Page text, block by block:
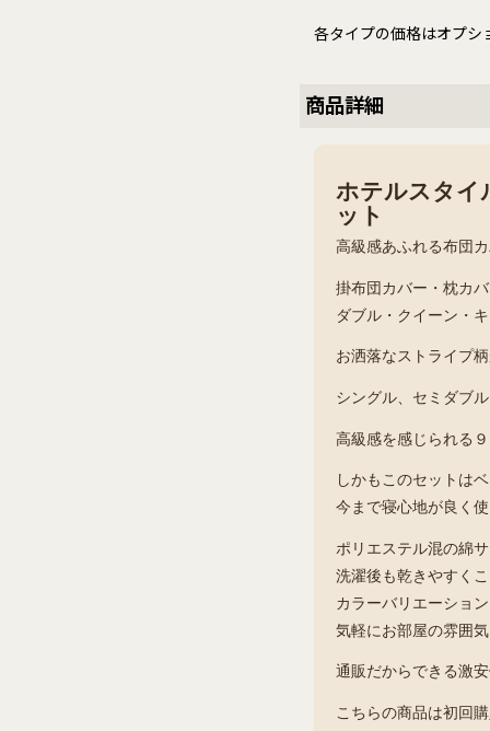
各タイプの価格はオプシ
商品詳細
ホテルスタイ
ット
高級感あふれる布団
掛布団カバー・枕カ
ダブル・クイーン・
お洒落なストライプ
シングル、セミダブ
高級感を感じられる
しかもこのセットは
今まで寝心地が良く
ポリエステル混の綿
洗濯後も乾きやすく
カラーバリエーショ
気軽にお部屋の雰囲
通販だからできる激
こちらの商品は初回